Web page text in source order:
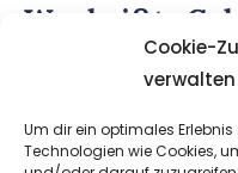
Cookie-
verwalten
Um dir ein optimales
Technologien wie Cookies,
Was heißt
Name» im